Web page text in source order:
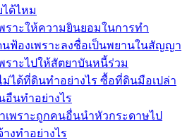
ได้ไหม
ราะให้ความยินยอมในการทำ
ฟ้องเพราะลงชื่อเป็นพยานในสัญญา
ราะไปให้สัตยาบันหนี้ร่วม
ได้ที่ดินทำอย่างไร ซื้อที่ดินมือเปล่า
อืนทำอย่างไร
พราะถูกคนอื่นนำหัวกระดาษไป
งทำอย่างไร